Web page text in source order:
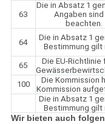
63
Die in Absatz 1
Angaben sind
beachten.
64
Die in Absatz 1
Bestimmung gilt
65
Die EU-Richtlinie
100
Die Kommission
Kommission
Die in Absatz 1
Bestimmung gilt
Wir bieten auch